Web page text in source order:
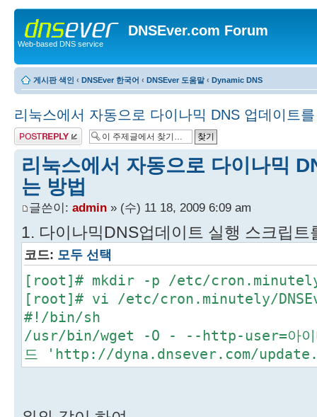
DNSEver.com Forum
Web-based DNS service
게시판 색인 ‹ DNSEver 한국어 ‹ DNSEver 도움말 ‹ Dynamic DNS
리눅스에서 자동으로 다이나믹 DNS 업데이트
답변 게시글
리눅스에서 자동으로 다이나믹
는 방법
글쓴이: admin » (수) 11 18, 2009 6:09 am
1. 다이나믹DNS업데이트 실행 스크립트
코드: 모두 선택
[root]# mkdir -p /etc/
[root]# vi /etc/cron.minutely/
#!/bin/sh
/usr/bin/wget -O - --http-user=아이
드 'http://dyna.dnsever.com/